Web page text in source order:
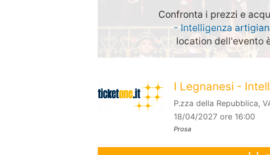
Confronta i prezzi e
- Intelligenza
location dell'evento
I Legnanesi -
P.zza della Repubblica,
18/04/2027 ore 16:00
Prosa